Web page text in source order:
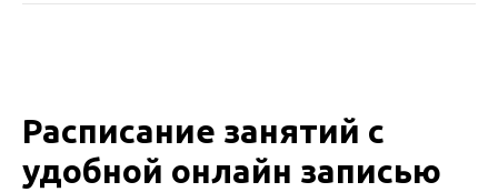
Расписание занятий с
удобной онлайн записью